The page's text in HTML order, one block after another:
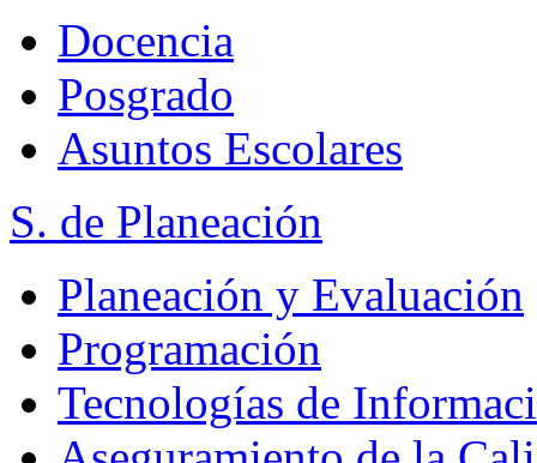
Docencia
Posgrado
Asuntos Escolares
S. de Planeación
Planeación y Evaluación
Programación
Tecnologías de